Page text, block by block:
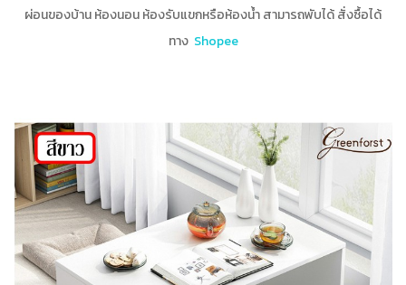
ผ่อนของบ้าน ห้องนอน ห้องรับแขกหรือห้องน้ำ สามารถพับได้ สั่งซื้อได้
ทาง Shopee